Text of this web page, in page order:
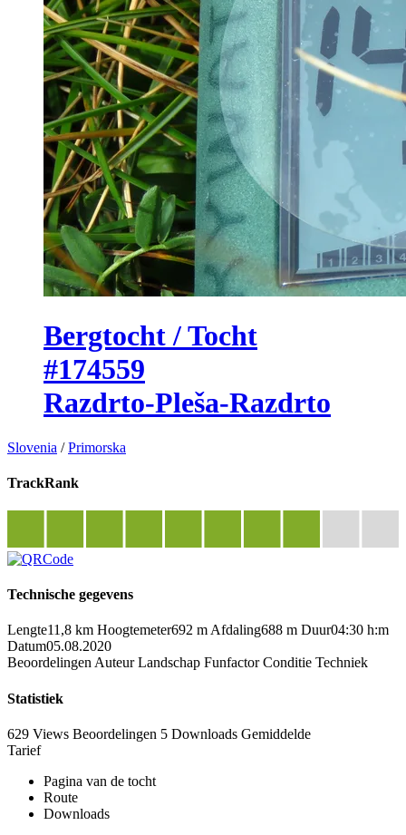
Bergtocht / Tocht
#174559
Razdrto-Pleša-Razdrto
Slovenia /Primorska
TrackRank
Technische gegevens
Lengte11,8 km Hoogtemeter692 m Afdaling688 m Duur04:30 h:m
Datum05.08.2020
Beoordelingen Auteur Landschap Funfactor Conditie Techniek
Statistiek
629 Views Beoordelingen 5 Downloads Gemiddelde
Tarief
Pagina van de tocht
Route
Downloads